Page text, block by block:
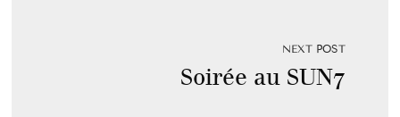
NEXT POST
Soirée au SUN7